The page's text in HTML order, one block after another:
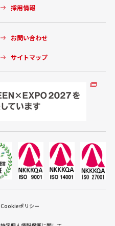
採用情報
お問い合わせ
サイトマップ
Cookieポリシー